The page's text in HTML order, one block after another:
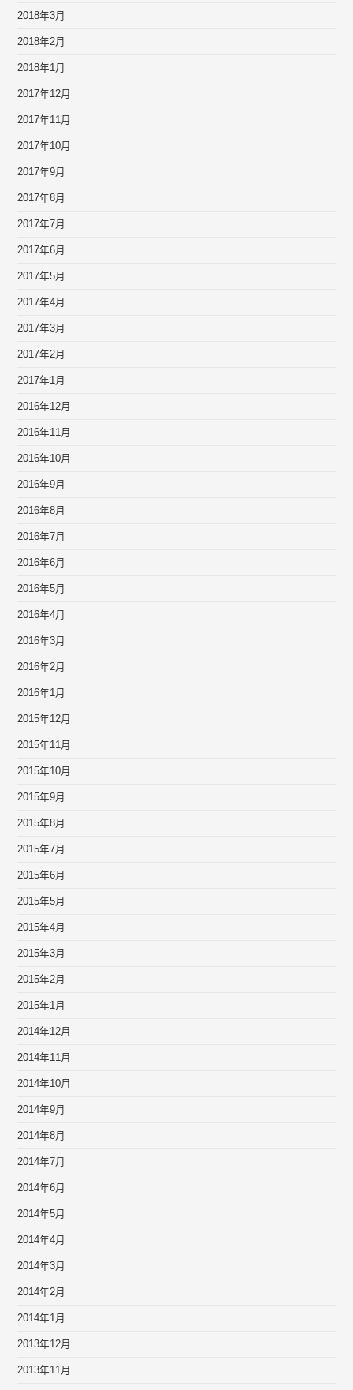
2018年3月
2018年2月
2018年1月
2017年12月
2017年11月
2017年10月
2017年9月
2017年8月
2017年7月
2017年6月
2017年5月
2017年4月
2017年3月
2017年2月
2017年1月
2016年12月
2016年11月
2016年10月
2016年9月
2016年8月
2016年7月
2016年6月
2016年5月
2016年4月
2016年3月
2016年2月
2016年1月
2015年12月
2015年11月
2015年10月
2015年9月
2015年8月
2015年7月
2015年6月
2015年5月
2015年4月
2015年3月
2015年2月
2015年1月
2014年12月
2014年11月
2014年10月
2014年9月
2014年8月
2014年7月
2014年6月
2014年5月
2014年4月
2014年3月
2014年2月
2014年1月
2013年12月
2013年11月